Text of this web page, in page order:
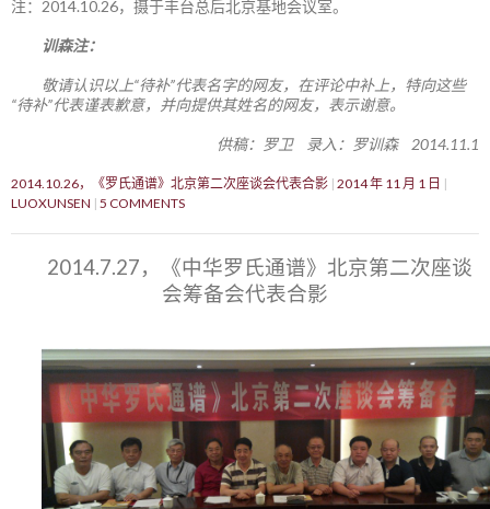
注：2014.10.26，摄于丰台总后北京基地会议室。
训森注：
敬请认识以上“待补”代表名字的网友，在评论中补上，特向这些
“待补”代表谨表歉意，并向提供其姓名的网友，表示谢意。
供稿：罗卫 录入：罗训森 2014.11.1
2014.10.26，《罗氏通谱》北京第二次座谈会代表合影 2014 年 11 月 1 日
LUOXUNSEN 5 COMMENTS
2014.7.27，《中华罗氏通谱》北京第二次座谈
会筹备会代表合影